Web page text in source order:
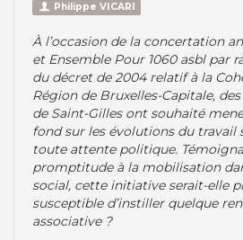
Philippe VICARI
À l’occasion de la concertation
et Ensemble Pour 1060 asbl par
du décret de 2004 relatif à la
Région de Bruxelles-Capitale,
de Saint-Gilles ont souhaité
fond sur les évolutions du travail
toute attente politique.
promptitude à la mobilisation
social, cette initiative serait-elle
susceptible d’instiller quelque
associative ?